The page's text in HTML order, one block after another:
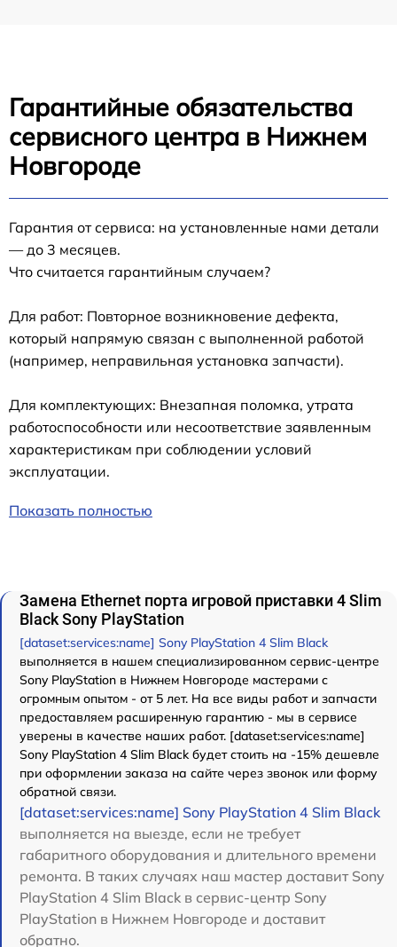
Гарантийные обязательства
сервисного центра в Нижнем
Новгороде
Гарантия от сервиса: на установленные нами детали
— до 3 месяцев.
Что считается гарантийным случаем?
Для работ: Повторное возникновение дефекта,
который напрямую связан с выполненной работой
(например, неправильная установка запчасти).
Для комплектующих: Внезапная поломка, утрата
работоспособности или несоответствие заявленным
характеристикам при соблюдении условий
эксплуатации.
Показать полностью
Замена Ethernet порта игровой приставки 4 Slim
Black Sony PlayStation
[dataset:services:name] Sony PlayStation 4 Slim Black
выполняется в нашем специализированном сервис-центре
Sony PlayStation в Нижнем Новгороде мастерами с
огромным опытом - от 5 лет. На все виды работ и запчасти
предоставляем расширенную гарантию - мы в сервисе
уверены в качестве наших работ. [dataset:services:name]
Sony PlayStation 4 Slim Black будет стоить на -15% дешевле
при оформлении заказа на сайте через звонок или форму
обратной связи.
[dataset:services:name] Sony PlayStation 4 Slim Black
выполняется на выезде, если не требует
габаритного оборудования и длительного времени
ремонта. В таких случаях наш мастер доставит Sony
PlayStation 4 Slim Black в сервис-центр Sony
PlayStation в Нижнем Новгороде и доставит
обратно.